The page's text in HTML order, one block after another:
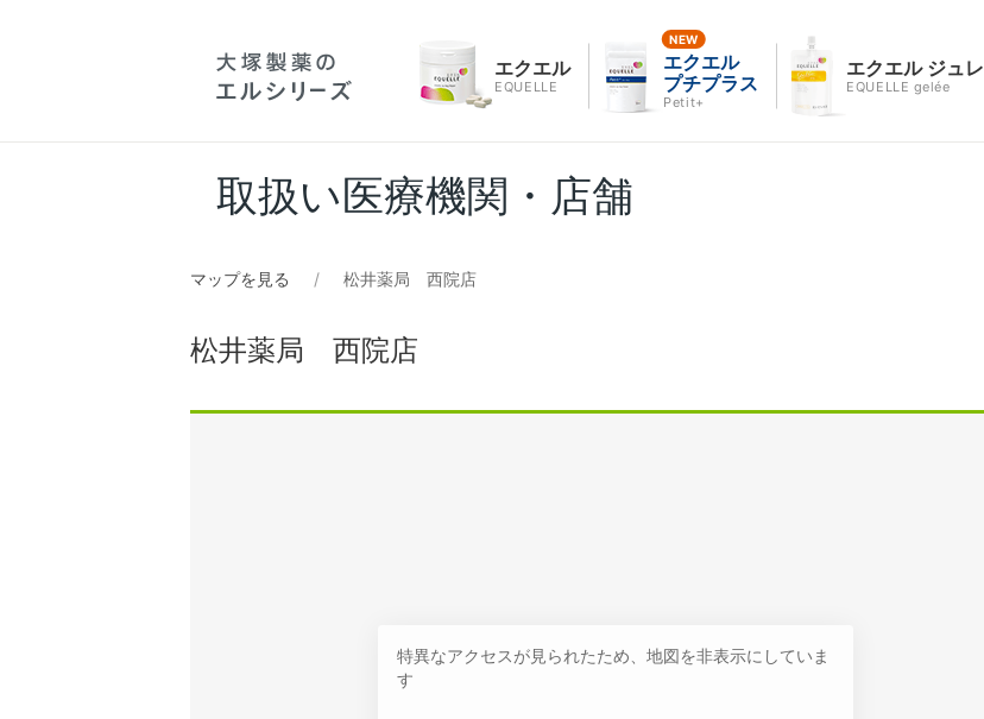
エクエル
EQUELLE
エクエル
プチプラス
Petit+
エクエル ジュレ
EQUELLE gelée
取扱い医療機関・店舗
マップを見る 松井薬局 西院店
松井薬局 西院店
特異なアクセスが見られたため、地図を非表示にしていま
す